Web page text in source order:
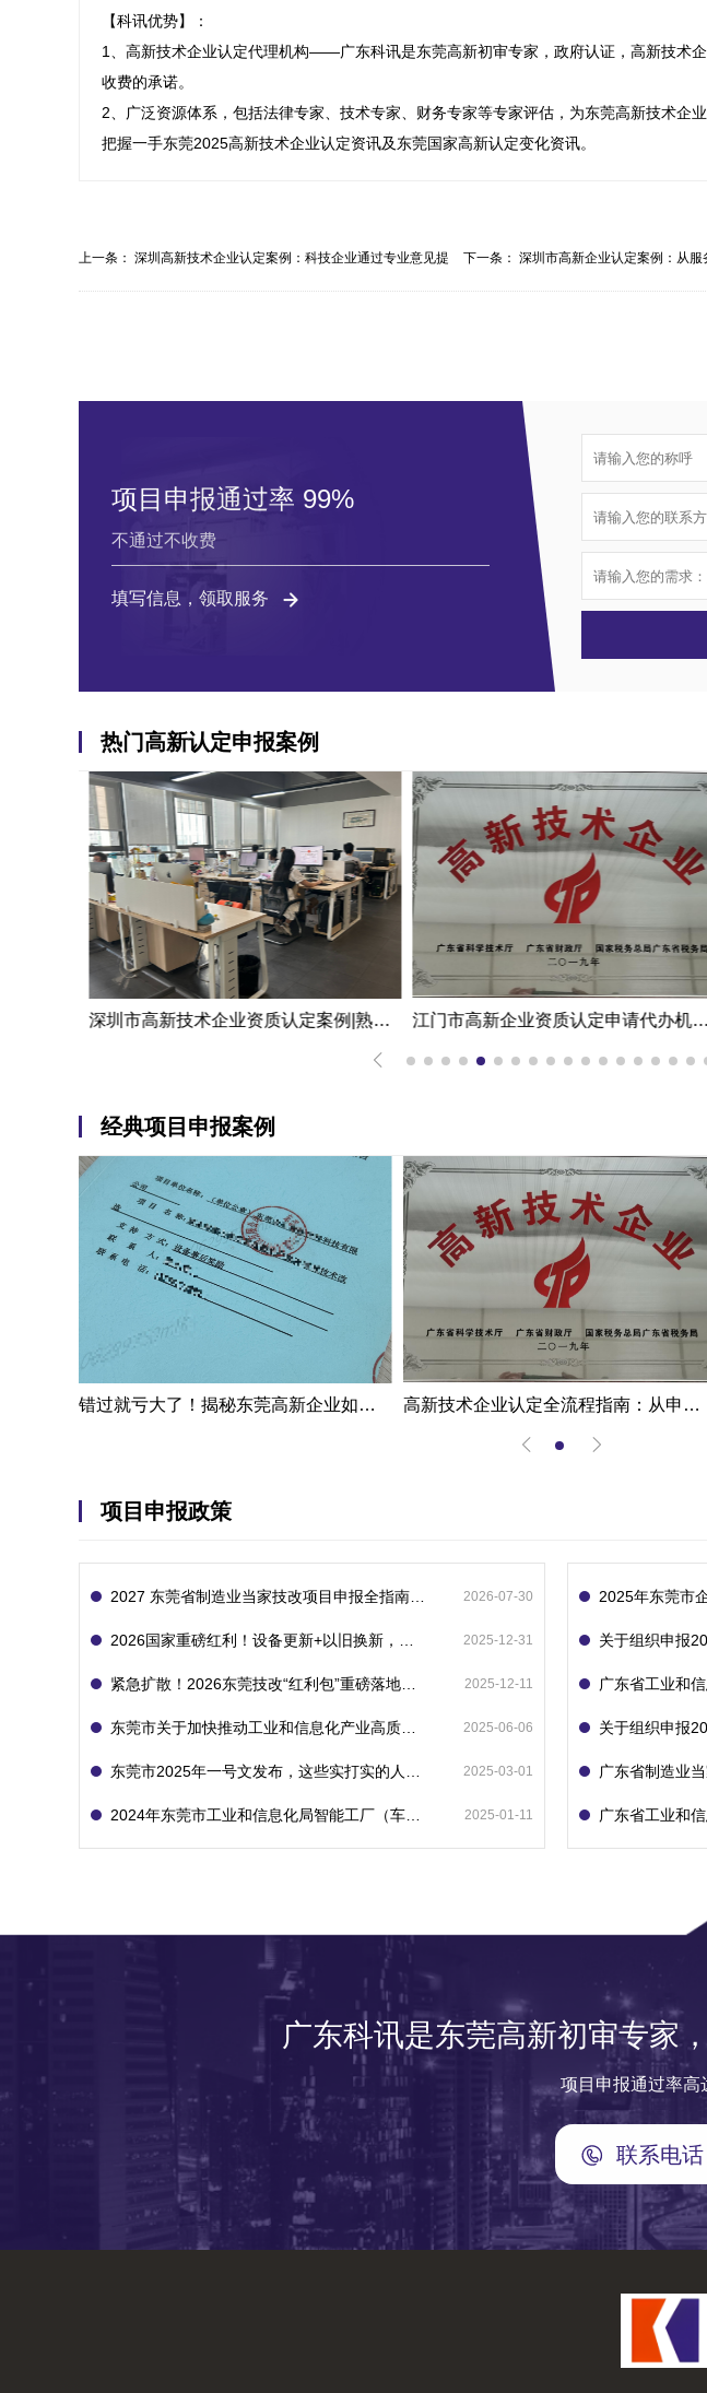
【科讯优势】：
1、高新技术企业认定代理机构——广东科讯是东莞高新初审专家，政府认证，高新技术
收费的承诺。
2、广泛资源体系，包括法律专家、技术专家、财务专家等专家评估，为东莞高新技术企
把握一手东莞2025高新技术企业认定资讯及东莞国家高新认定变化资讯。
上一条： 深圳高新技术企业认定案例：科技企业通过专业意见提
下一条： 深圳市高新企业认定案例：从
项目申报通过率 99%
不通过不收费
填写信息，领取服务
热门高新认定申报案例
深圳市高新技术企业资质认定案例|熟练掌握国家高新企业资质认定 江门市高新企业资质认定申请代办机构服务案例
经典项目申报案例
错过就亏大了！揭秘东莞高新企业如何轻松拿下省级技术改造项目300万补贴 高新技术企业认定全流程指南：从申报到复审的成功经验分享
项目申报政策
2026-07-30
2025-12-31
2025-12-11
2025-06-06
2025-03-01
2025-01-11
广东科讯是东莞高新初审专家
项目申报通过率高
联系电